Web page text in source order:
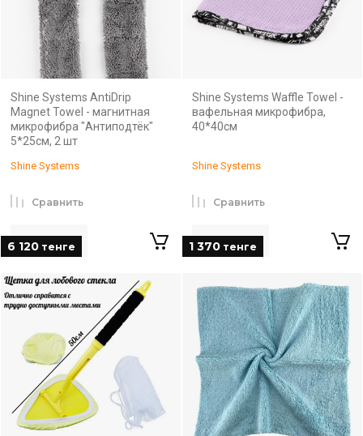
Shine Systems AntiDrip
Magnet Towel - магнитная
микрофибра "Антиподтёк"
5*25см, 2 шт
Shine Systems
6 120 тенге
Сравнить
Shine Systems Waffle Towel -
вафельная микрофибра,
40*40см
Shine Systems
1 370 тенге
Сравнить